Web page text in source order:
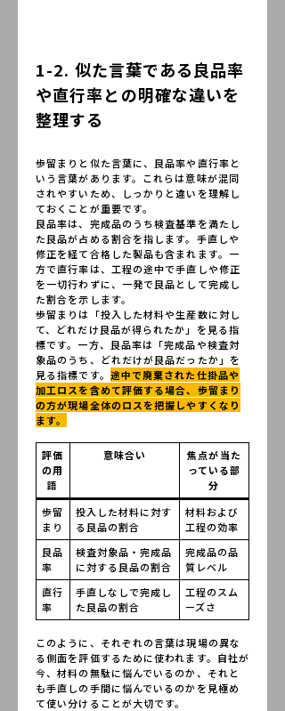
1-2. 似た言葉である良品率
や直行率との明確な違いを
整理する
歩留まりと似た言葉に、良品率や直行率と
いう言葉があります。これらは意味が混同
されやすいため、しっかりと違いを理解し
ておくことが重要です。
良品率は、完成品のうち検査基準を満たし
た良品が占める割合を指します。手直しや
修正を経て合格した製品も含まれます。一
方で直行率は、工程の途中で手直しや修正
を一切行わずに、一発で良品として完成し
た割合を示します。
歩留まりは「投入した材料や生産数に対し
て、どれだけ良品が得られたか」を見る指
標です。一方、良品率は「完成品や検査対
象品のうち、どれだけが良品だったか」を
見る指標です。 途中で廃棄された仕掛品や
加工ロスを含めて評価する場合、歩留まり
の方が現場全体のロスを把握しやすくなり
ます。
評価
の用
語
意味合い
焦点が当た
っている部
分
歩留
まり
投入した材料に対す
る良品の割合
材料および
工程の効率
良品
率
検査対象品・完成品
に対する良品の割合
完成品の品
質レベル
直行
率
手直しなしで完成し
た良品の割合
工程のスム
ーズさ
このように、それぞれの言葉は現場の異な
る側面を評価するために使われます。自社が
今、材料の無駄に悩んでいるのか、それと
も手直しの手間に悩んでいるのかを見極め
て使い分けることが大切です。